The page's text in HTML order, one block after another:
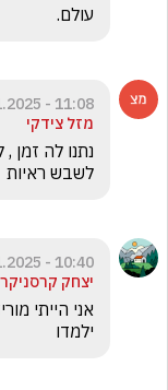
עולם.
11:08 - 03.11.2025
מזל צידקי
לשבש ראיות
10:40 - 03.11.2025
יצחק קרסניקר
ילמדו